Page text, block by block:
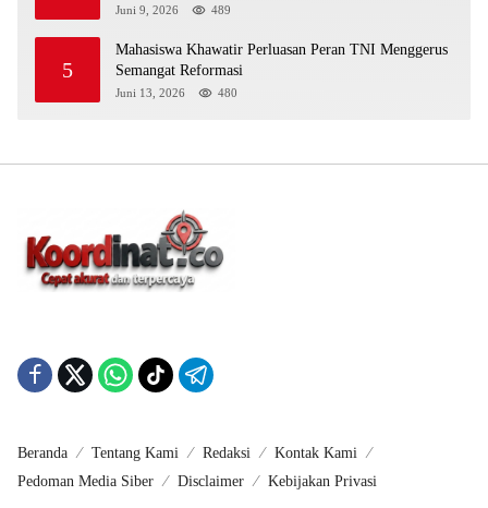
Juni 9, 2026 489
5
Mahasiswa Khawatir Perluasan Peran TNI Menggerus
Semangat Reformasi
Juni 13, 2026 480
Beranda Tentang Kami Redaksi
Kontak Kami
Pedoman Media Siber
Disclaimer Kebijakan Privasi